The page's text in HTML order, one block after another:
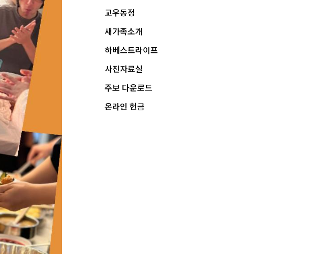
교우동정
새가족소개
하베스트라이프
사진자료실
주보 다운로드
온라인 헌금